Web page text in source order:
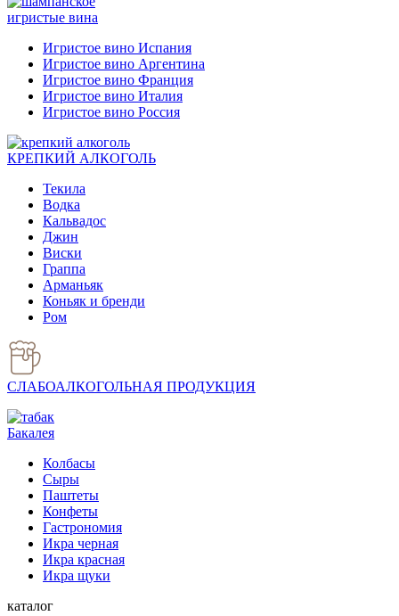
игристые вина
Игристое вино Испания
Игристое вино Аргентина
Игристое вино Франция
Игристое вино Италия
Игристое вино Россия
КРЕПКИЙ АЛКОГОЛЬ
Текила
Водка
Кальвадос
Джин
Виски
Граппа
Арманьяк
Коньяк и бренди
Ром
СЛАБОАЛКОГОЛЬНАЯ ПРОДУКЦИЯ
Бакалея
Колбасы
Сыры
Паштеты
Конфеты
Гастрономия
Икра черная
Икра красная
Икра щуки
каталог